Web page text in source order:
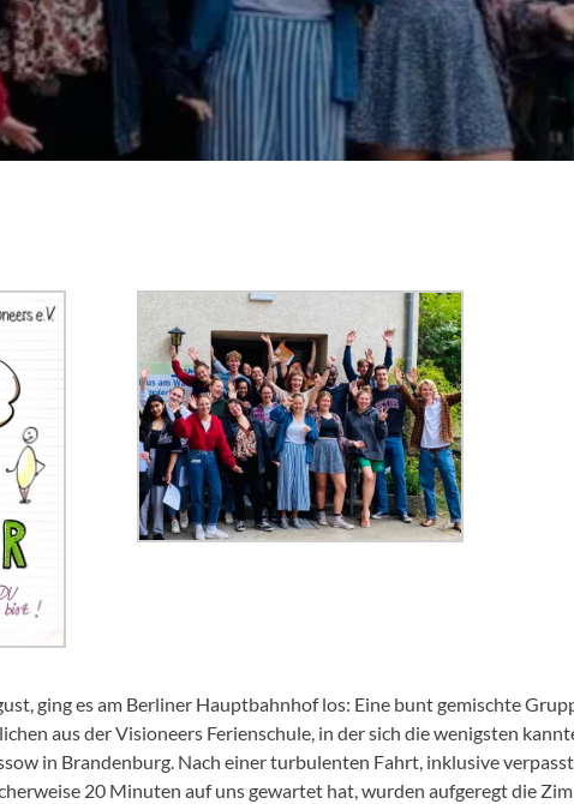
ging es am Berliner Hauptbahnhof los: Eine bunt gemischte
aus der Visioneers Ferienschule, in der sich die wenigsten
in Brandenburg. Nach einer turbulenten Fahrt, inklusive
20 Minuten auf uns gewartet hat, wurden aufgeregt die